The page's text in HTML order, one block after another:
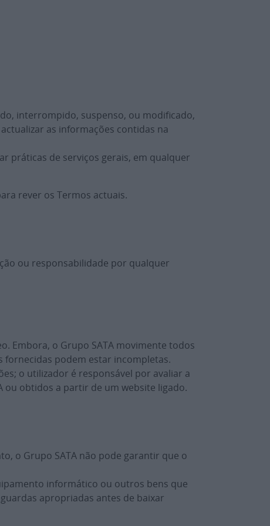
interrompido, suspenso, ou modificado,
as informações contidas na
práticas de serviços gerais, em qualquer
rever os Termos actuais.
ou responsabilidade por qualquer
Embora, o Grupo SATA movimente todos
fornecidas podem estar incompletas.
o utilizador é responsável por avaliar a
ou obtidos a partir de um website ligado.
o Grupo SATA não pode garantir que o
informático ou outros bens que
apropriadas antes de baixar